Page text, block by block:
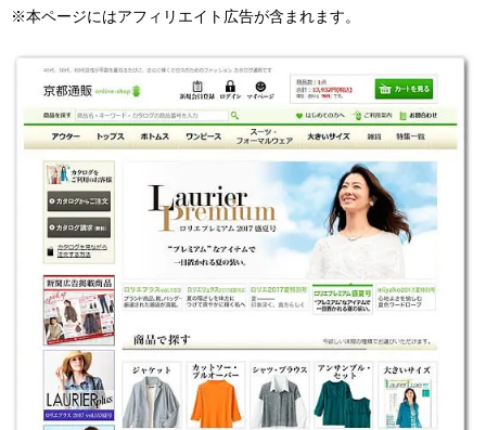
※本ページにはアフィリエイト広告が含まれます。